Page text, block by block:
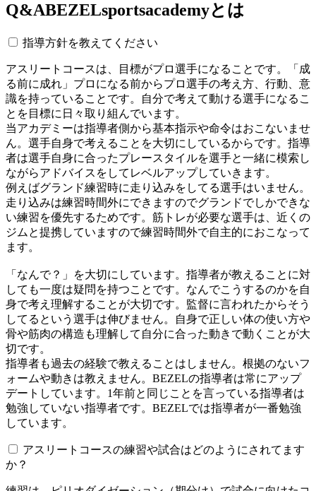
Q&ABEZELsportsacademyとは
指導方針を教えてください
アスリートコースは、目標がプロ選手になることです。「成
る前に成れ」プロになる前からプロ選手の考え方、行動、意
識を持っていることです。自分で考えて動ける選手になるこ
とを目標に日々取り組んでいます。
当アカデミーは指導者側から基本指示や命令はおこないませ
ん。選手自身で考えることを大切にしているからです。指導
者は選手自身に合ったプレースタイルを選手と一緒に模索し
ながらアドバイスをしてレベルアップしていきます。
例えばグランド練習時に走り込みをしてる選手はいません。
走り込みは練習時間外にできますのでグランドでしかできな
い練習を優先するためです。筋トレが必要な選手は、近くの
ジムと提携していますので練習時間外で自主的におこなって
ます。
「なんで？」を大切にしています。指導者が教えることに対
しても一度は疑問を持つことです。なんでこうするのかを自
身で考え理解することが大切です。監督に言われたからそう
してるという選手は伸びません。自身で正しい体の使い方や
骨や筋肉の構造も理解して自分に合った動きで動くことが大
切です。
指導者も過去の経験で教えることはしません。根拠のないフ
ォームや動きは教えません。BEZELの指導者は常にアップ
デートしています。1年前と同じことを言っている指導者は
勉強していない指導者です。BEZELでは指導者が一番勉強
しています。
アスリートコースの練習や試合はどのようにされてます
か？